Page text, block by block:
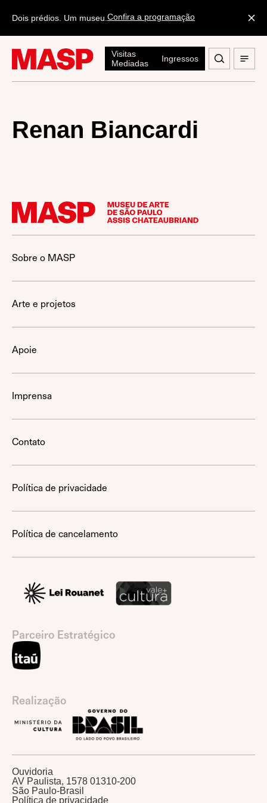
Dois prédios. Um museu. Confira a programação
Visitas
Mediadas
Ingressos
Renan Biancardi
Sobre o MASP
Arte e projetos
Apoie
Imprensa
Contato
Política de privacidade
Política de cancelamento
Parceiro Estratégico
Realização
Ouvidoria
AV Paulista, 1578 01310-200
São Paulo-Brasil
Política de privacidade